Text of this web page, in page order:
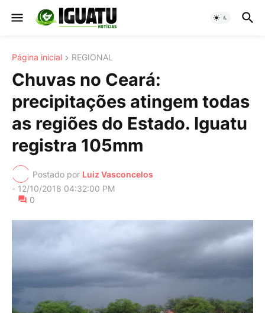
Página inicial REGIONAL
Chuvas no Ceará:
precipitações atingem todas
as regiões do Estado. Iguatu
registra 105mm
Postado por Luiz Vasconcelos
- 12/10/2018 04:32:00 PM
0